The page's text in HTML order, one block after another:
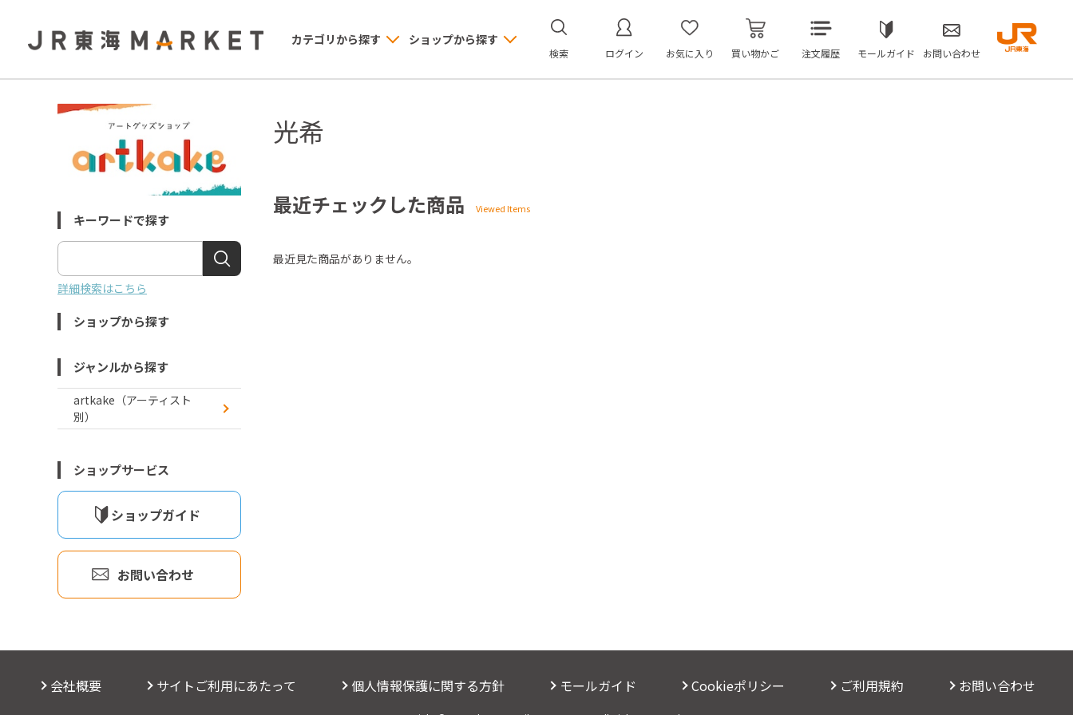
カテゴリから探す ショップから探す
検索 ログイン お気に入り 買い物かご 注文履歴 モールガイド お問い合わせ
キーワードで探す
詳細検索はこちら
ショップから探す
ジャンルから探す
artkake（アーティスト
別）
ショップサービス
ショップガイド
お問い合わせ
光希
最近チェックした商品
最近見た商品がありません。
会社概要 サイトご利用にあたって 個人情報保護に関する方針 モールガイド Cookieポリシー ご利用規約 お問い合わせ